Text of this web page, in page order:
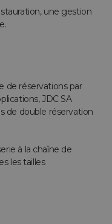
une gestion
de réservations par
JDC SA
de double réservation
à la chaîne de
les tailles